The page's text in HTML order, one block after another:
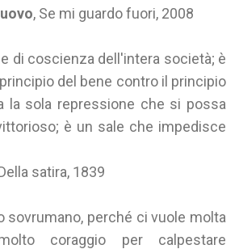
, Se mi guardo fuori, 2008
di coscienza dell'intera società; è
del bene contro il principio
la sola repressione che si possa
è un sale che impedisce
satira, 1839
sovrumano, perché ci vuole molta
coraggio per calpestare